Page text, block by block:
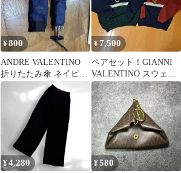
¥800
ANDRE VALENTINO
折りたたみ傘 ネイビー
携帯用
¥7,500
ペアセット！GIANNI
VALENTINO スウェッ
ト 2枚セット
¥4,280 ¥580